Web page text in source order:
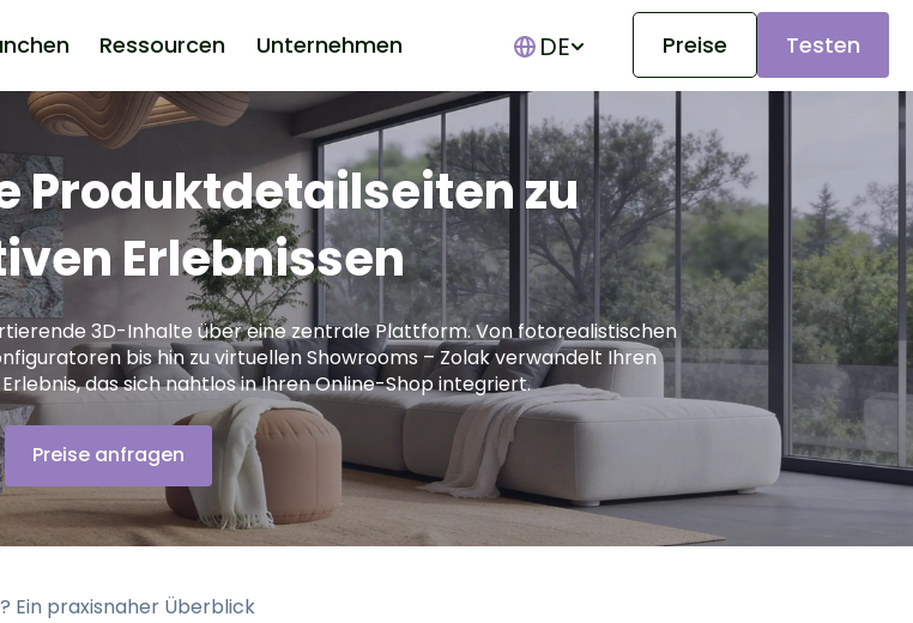
Ressourcen Unternehmen DE Show submenu for translations
Preise Testen
Produktdetailseiten zu
Erlebnissen
3D-Inhalte über eine zentrale Plattform. Von fotorealistischen
bis hin zu virtuellen Showrooms – Zolak verwandelt Ihren
das sich nahtlos in Ihren Online-Shop integriert.
Preise anfragen
Ein praxisnaher Überblick